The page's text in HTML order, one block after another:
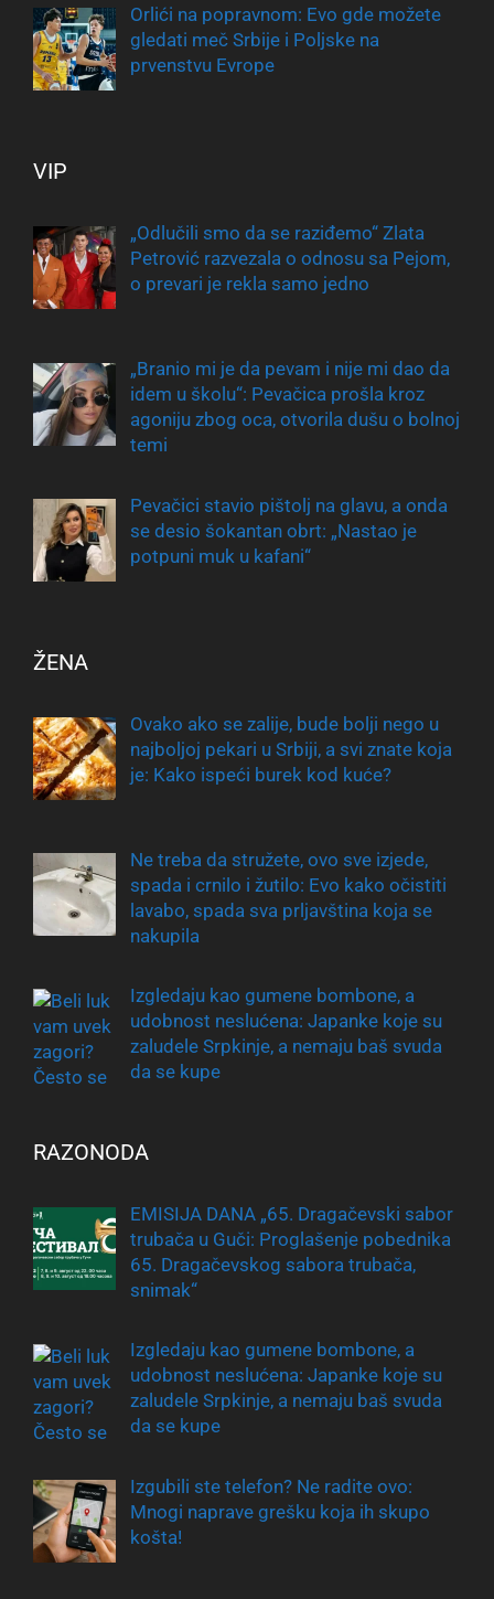
Orlići na popravnom: Evo gde možete
gledati meč Srbije i Poljske na
prvenstvu Evrope
VIP
„Odlučili smo da se raziđemo“ Zlata
Petrović razvezala o odnosu sa Pejom,
o prevari je rekla samo jedno
„Branio mi je da pevam i nije mi dao da
idem u školu“: Pevačica prošla kroz
agoniju zbog oca, otvorila dušu o bolnoj
temi
Pevačici stavio pištolj na glavu, a onda
se desio šokantan obrt: „Nastao je
potpuni muk u kafani“
ŽENA
Ovako ako se zalije, bude bolji nego u
najboljoj pekari u Srbiji, a svi znate koja
je: Kako ispeći burek kod kuće?
Ne treba da stružete, ovo sve izjede,
spada i crnilo i žutilo: Evo kako očistiti
lavabo, spada sva prljavština koja se
nakupila
Izgledaju kao gumene bombone, a
udobnost neslućena: Japanke koje su
zaludele Srpkinje, a nemaju baš svuda
da se kupe
RAZONODA
EMISIJA DANA „65. Dragačevski sabor
trubača u Guči: Proglašenje pobednika
65. Dragačevskog sabora trubača,
snimak“
Izgledaju kao gumene bombone, a
udobnost neslućena: Japanke koje su
zaludele Srpkinje, a nemaju baš svuda
da se kupe
Izgubili ste telefon? Ne radite ovo:
Mnogi naprave grešku koja ih skupo
košta!